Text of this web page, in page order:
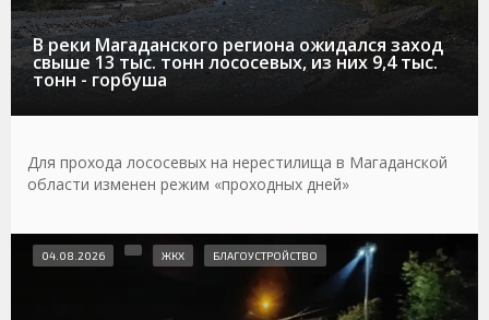
В реки Магаданского региона ожидался заход
свыше 13 тыс. тонн лососевых, из них 9,4 тыс.
тонн - горбуша
Для прохода лососевых на нерестилища в Магаданской
области изменен режим «проходных дней»
04.08.2026 ЖКХ БЛАГОУСТРОЙСТВО